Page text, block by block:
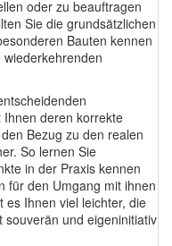
oder zu beauftragen
Sie die grundsätzlichen
Bauten kennen
deren korrekte
Bezug zu den realen
So lernen Sie
in der Praxis kennen
für den Umgang mit ihnen
es Ihnen viel leichter, die
und eigeninitiativ